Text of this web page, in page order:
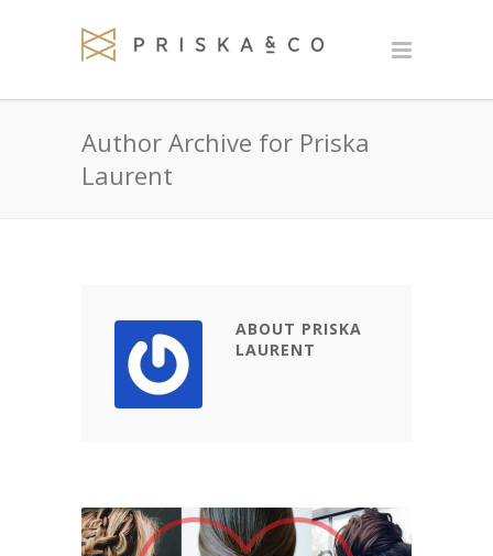
Author Archive for Priska
Laurent
ABOUT PRISKA
LAURENT